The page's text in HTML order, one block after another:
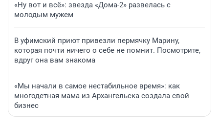
«Ну вот и всё»: звезда «Дома-2» развелась с
молодым мужем
В уфимский приют привезли пермячку Марину,
которая почти ничего о себе не помнит. Посмотрите,
вдруг она вам знакома
«Мы начали в самое нестабильное время»: как
многодетная мама из Архангельска создала свой
бизнес